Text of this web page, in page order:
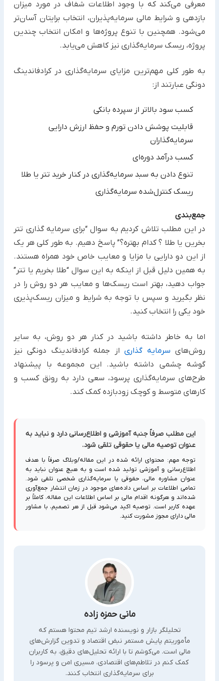
معرفی می‌کند که با وجود اطلاعات شفاف در مورد میزان
بازدهی و ‏شرایط مالی سرمایه‌پذیران، انتخاب برایتان آسان‌تر
می‌شود. همچنین با تنوع پروژه‌ها و امکان انتخاب چندین
پروژه، ریسک ‏سرمایه‌گذاری نیز کاهش می‌یابد.‏
به طور کلی مهم‌ترین مزایای سرمایه‌گذاری در کرادفاندینگ
دونگی عبارتند از:
کسب سود بالاتر از سپرده بانکی
قابلیت پوشش دادن تورم و حفظ ارزش دارایی
سرمایه‌گذاران
کسب درآمد دوره‌ای
تنوع دادن به سبد سرمایه‌گذاری در کنار خرید تتر یا طلا
ریسک کنترل‌شده سرمایه‌گذاری
جمع‌بندی
در این مطلب تلاش کردیم به سوال “برای سرمایه گذاری تتر
بخرین یا طلا ؟ کدام بهتره؟” پاسخ دهیم. به طور کلی هر ‏یک
از این دو دارایی با مزایا و معایب خاص خود همراه هستند.
به همین دلیل قبل از اینکه به این سوال “طلا بخریم ‏یا تتر”
جواب دهید، بهتر است ریسک‌ها و معایب هر دو روش را در
نظر بگیرید و سپس با توجه به شرایط و میزان ‏ریسک‌پذیری
خود یکی را انتخاب کنید.‏
اما به خاطر داشته باشید در کنار هر دو روش، به سایر
روش‌های سرمایه گذاریاز جمله کرادفاندینگ دونگی نیز
‏گوشه چشمی داشته باشید. این مجموعه با پیشنهاد
طرح‌های سرمایه‌گذاری پرسود، سعی دارد به رونق کسب و
‏کارهای متوسط و کوچک زودبازده کمک کند.‏
این مطلب صرفاً جنبه آموزشی و اطلاع‌رسانی دارد و نباید به
عنوان توصیه مالی یا حقوقی تلقی شود.
توجه مهم: محتوای ارائه شده در این مقاله/وبلاگ صرفاً با هدف
اطلاع‌رسانی و آموزشی تولید شده است و به هیچ عنوان نباید به
عنوان مشاوره مالی، حقوقی یا سرمایه‌گذاری شخصی تلقی شود.
تمامی اطلاعات بر اساس داده‌های موجود در زمان انتشار جمع‌آوری
شده‌اند و هرگونه اقدام مالی بر اساس اطلاعات این مقاله، کاملاً بر
عهده کاربر است. توصیه اکید می‌شود قبل از هر تصمیم، با مشاور
مالی دارای مجوز مشورت کنید.
مانی حمزه زاده
تحلیلگر بازار و نویسنده ارشد تیم محتوا هستم که
مأموریتم پایش مستمر نبض اقتصاد و تدوین گزارش‌های
مالی است. می‌کوشم تا با ارائه تحلیل‌های دقیق، به کاربران
کمک کنم در تلاطم‌های اقتصادی، مسیری امن و پرسود را
برای سرمایه‌گذاری انتخاب کنند.